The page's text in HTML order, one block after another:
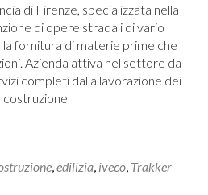
di Firenze, specializzata nella
di opere stradali di vario
fornitura di materie prime che
Azienda attiva nel settore da
completi dalla lavorazione dei
costruzione
,edilizia, iveco, Trakker